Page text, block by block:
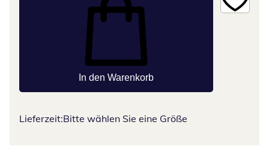
In den Warenkorb
Lieferzeit:Bitte wählen Sie eine Größe